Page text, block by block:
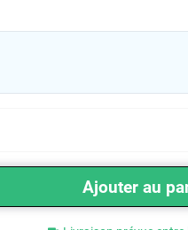
Ajouter au